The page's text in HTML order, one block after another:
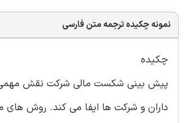
نمونه چکیده ترجمه متن فارسی
چکیده
پیش بینی شکست مالی شرکت نقش
داران و شرکت ها ایفا می کند. روش های